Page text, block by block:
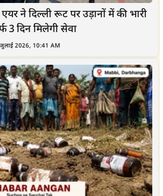
ने दिल्ली रूट पर उड़ानों में की भारी
3 दिन मिलेगी सेवा
2026, 10:41 AM